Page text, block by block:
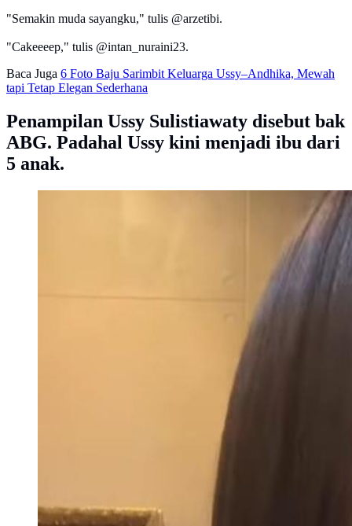
"Semakin muda sayangku," tulis @arzetibi.
"Cakeeeep," tulis @intan_nuraini23.
Baca Juga 6 Foto Baju Sarimbit Keluarga Ussy–Andhika, Mewah
tapi Tetap Elegan Sederhana
Penampilan Ussy Sulistiawaty disebut bak
ABG. Padahal Ussy kini menjadi ibu dari
5 anak.